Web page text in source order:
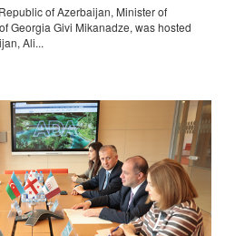
of Azerbaijan, Minister of
Georgia Givi Mikanadze, was hosted
Ali...